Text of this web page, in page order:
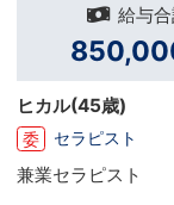
兼業セラ
ア セラピ
兼業です